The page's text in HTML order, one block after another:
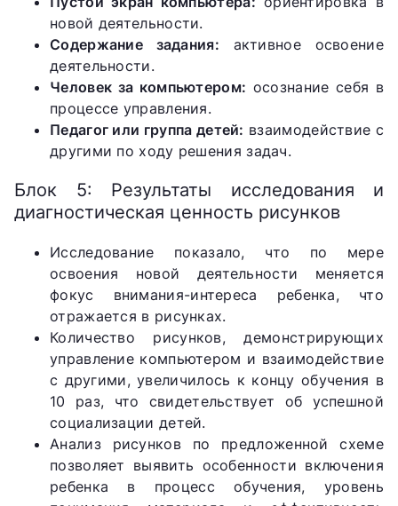
новой деятельности.
Содержание задания: активное освоение
деятельности.
Человек за компьютером: осознание себя в
процессе управления.
Педагог или группа детей: взаимодействие с
другими по ходу решения задач.
Блок 5: Результаты исследования и
диагностическая ценность рисунков
Исследование показало, что по мере
освоения новой деятельности меняется
фокус внимания-интереса ребенка, что
отражается в рисунках.
Количество рисунков, демонстрирующих
управление компьютером и взаимодействие
с другими, увеличилось к концу обучения в
10 раз, что свидетельствует об успешной
социализации детей.
Анализ рисунков по предложенной схеме
позволяет выявить особенности включения
ребенка в процесс обучения, уровень